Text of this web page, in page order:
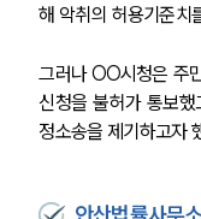
해 악취의 허용기준치
그러나 OO시청은 주
신청을 불허가 통보
정소송을 제기하고자